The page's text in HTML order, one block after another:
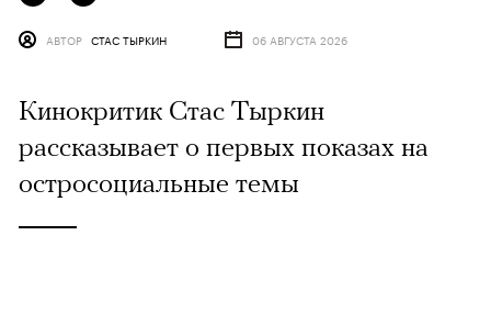
АВТОР СТАС ТЫРКИН 06 АВГУСТА 2026
Кинокритик Стас Тыркин
рассказывает о первых показах на
остросоциальные темы